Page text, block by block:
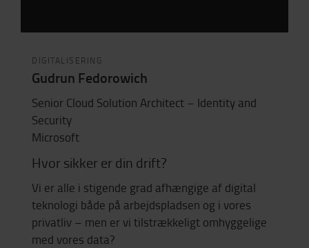
DIGITALISERING
Gudrun Fedorowich
Senior Cloud Solution Architect – Identity and
Security
Microsoft
Hvor sikker er din drift?
Vi er alle i stigende grad afhængige af digital
teknologi både på arbejdspladsen og i vores
privatliv – men er vi tilstrækkeligt omhyggelige
med vores data?